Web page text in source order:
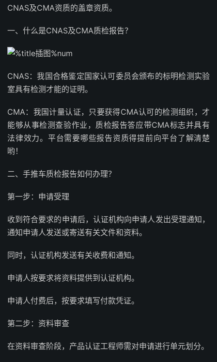
CNAS及CMA资质的盖章资质。
一、什么是CNAS及CMA质检报告？
CNAS：我国合格鉴定国家认可委员会颁布的标明检测实验
室具有检测才能的证明。
CMA：我国计量认证，只要获得CMA认可的检测组织，才
能够从事检测查验作业，质检报告答应带CMA标志并具有
法律效力。平台需要哪些报告资质得提前向平台了解清楚
哟！
二、手推车质检报告如何办理？
第一步：申请受理
收到符合要求的申请后，认证机构向申请人发出受理通知，
通知申请人发送或寄送有关文件和资料。
同时，认证机构发送有关收费和通知。
申请人按要求将资料提供到认证机构。
申请人付费后，按要求填写付款凭证。
第二步：资料审查
在资料审查阶段，产品认证工程师需对申请进行单元划分。